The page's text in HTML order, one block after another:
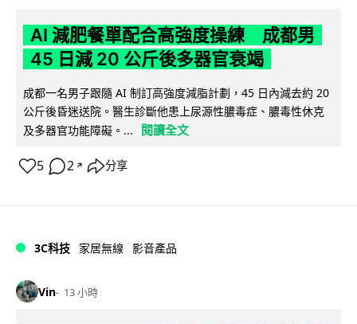
AI 減肥餐單配合高強度操練 成都男
45 日減 20 公斤後多器官衰竭
成都一名男子跟隨 AI 制訂高強度減脂計劃，45 日內減去約 20
公斤後昏迷送院。醫生診斷他患上尿源性膿毒症、膿毒性休克
及多器官功能障礙。...
閱讀全文
5 2 ↗ 分享
3C科技 家居無線 影音產品
Vin 13 小時